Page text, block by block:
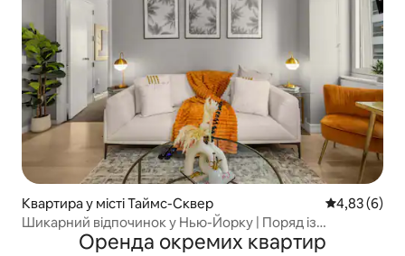
Квартира у місті Таймс-Сквер Середня
4,83 (6)
Шикарний відпочинок у Нью-Йорку | Поряд із
Бродвеєм та культовими пам’ятками
Оренда окремих квартир